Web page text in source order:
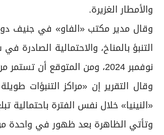
والأمطار الغزيرة.
وقال مدير مكتب «الفاو» في جنيف
نوفمبر 2024، ومن المتوقع أن تستمر من يناير إلى مارس 2025.
وقال التقرير إن «مراكز التنبؤات
«النينيا» خلال نفس الفترة باحتمالية تبلغ
وتأتي الظاهرة بعد ظهور في واحدة